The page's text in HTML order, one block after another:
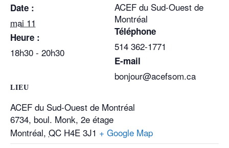
Date :
mai 11
Heure :
18h30 - 20h30
LIEU
ACEF du Sud-Ouest de Montréal
6734, boul. Monk, 2e étage
Montréal, QC H4E 3J1 + Google Map
ACEF du Sud-Ouest de
Montréal
Téléphone
514 362-1771
E-mail
bonjour@acefsom.ca